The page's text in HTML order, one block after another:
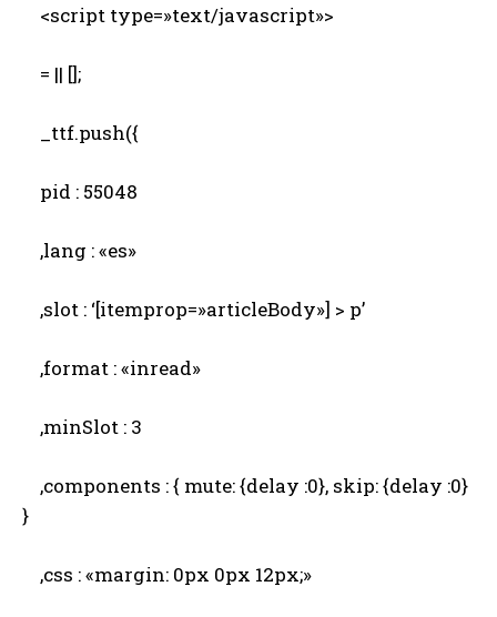
<script type=»text/javascript»>
= || [];
_ttf.push({
pid : 55048
,lang : «es»
,slot : ‘[itemprop=»articleBody»] > p’
,format : «inread»
,minSlot : 3
,components : { mute: {delay :0}, skip: {delay :0}
}
,css : «margin: 0px 0px 12px;»